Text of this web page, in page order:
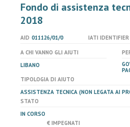
Fondo di assistenza
2018
AID 011126/01/0 IATI IDENTIFIER
A CHI VANNO GLI AIUTI
LIBANO
TIPOLOGIA DI AIUTO
ASSISTENZA TECNICA (NON LEGATA AI
STATO
IN CORSO
€ IMPEGNATI